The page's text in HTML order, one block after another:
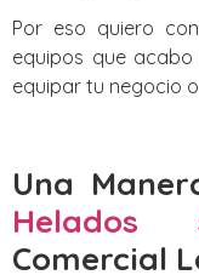
Por eso quiero
equipos que
equipar tu negocio
Una
Helados
Comercial